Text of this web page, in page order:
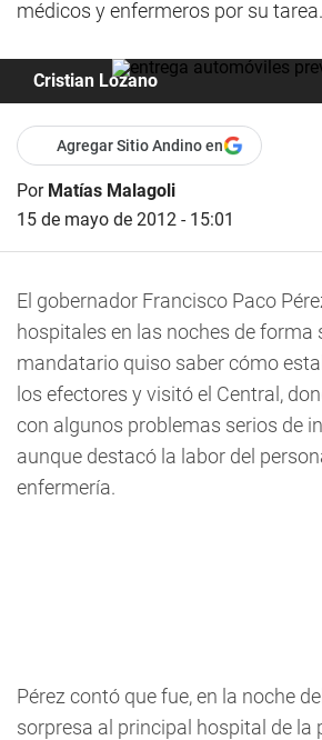
médicos y enfermeros por su tarea.
Cristian Lozano
Agregar Sitio Andino en
Por Matías Malagoli
15 de mayo de 2012 - 15:01
El gobernador Francisco Paco
hospitales en las noches de forma
mandatario quiso saber cómo
los efectores y visitó el Central,
con algunos problemas serios de
aunque destacó la labor del
enfermería.
Pérez contó que fue, en la noche
sorpresa al principal hospital de la